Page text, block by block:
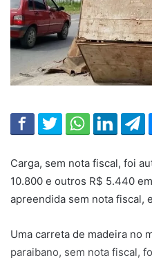
Carga, sem nota fiscal, foi
10.800 e outros R$ 5.440
apreendida sem nota fiscal,
Uma carreta de madeira no
paraibano, sem nota fiscal,